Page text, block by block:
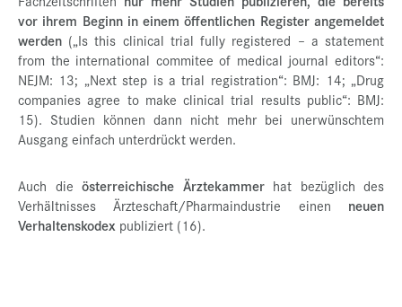
vor ihrem Beginn in einem öffentlichen Register angemeldet
werden („Is this clinical trial fully registered – a statement
from the international commitee of medical journal editors“:
NEJM: 13; „Next step is a trial registration“: BMJ: 14; „Drug
companies agree to make clinical trial results public“: BMJ:
15). Studien können dann nicht mehr bei unerwünschtem
Ausgang einfach unterdrückt werden.
Auch die österreichische Ärztekammerhat bezüglich des
Verhältnisses Ärzteschaft/Pharmaindustrie einen neuen
Verhaltenskodex publiziert (16).